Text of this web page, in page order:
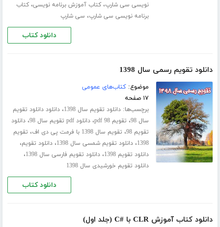
نویسی سی شارپ،کتاب آموزش برنامه نویسی،کتاب
برنامه نویسی سی شارپ، سی شارپ
دانلود کتاب
دانلود تقویم رسمی سال 1398
موضوع:کتاب‌های عمومی
۱۷ صفحه
برچسب‌ها:دانلود تقویم سال 1398 ،دانلود دانلود تقویم
سال 98
، تقویم 98 pdf ،دانلود pdf تقویم سال 98 ،دانلود
تقویم 98
، تقویم سال 1398 با فرمت پی دی اف ، تقویم
1398،دانلود تقویم شمسی سال 1398 ،دانلود تقویم،
دانلود تقویم 1398 ،دانلود تقویم فارسی سال 1398 ،
دانلود تقویم خورشیدی سال 1398
دانلود کتاب
دانلود کتاب آموزش CLR با #C (جلد اول)